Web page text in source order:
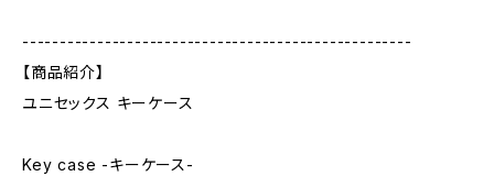
----------------------------------------------------
【商品紹介】
ユニセックス キーケース
Key case -キーケース-